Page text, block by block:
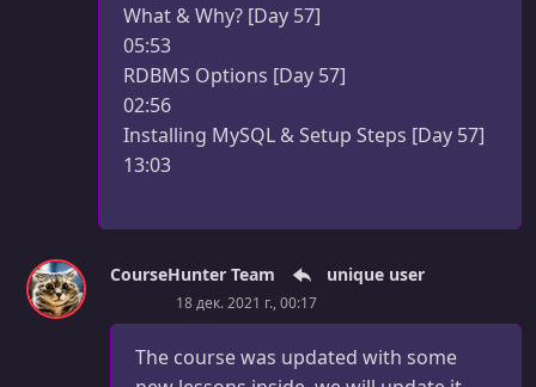
Creating a GitHub Account & a Remote Repository [Day
00:14:50
Understanding the Personal Access Token & "git clone"
00:20:16
[Day 14]
УРОК 100. 00:13:33
Contributing to Projects - Forks & Pull Requests [Day 14]
What & Why? [Day 57]
05:53
RDBMS Options [Day 57]
02:56
Installing MySQL & Setup Steps [Day 57]
13:03
CourseHunter Team unique user
18 дек. 2021 г., 00:17
The course was updated with some